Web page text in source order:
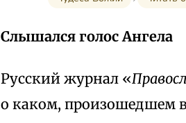
Слышался голос Ангела
Русский журнал «
о каком, произошедшем в